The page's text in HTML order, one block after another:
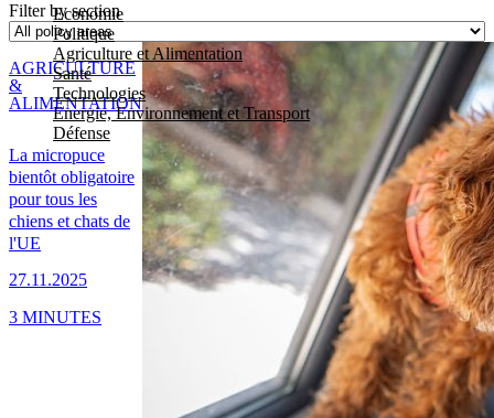
Economie
Politique
Agriculture et Alimentation
Santé
Technologies
Energie, Environnement et Transport
Défense
Filter by section
La micropuce
bientôt obligatoire
pour tous les
chiens et chats de
l'UE
27.11.2025
AGRICULTURE
&
ALIMENTATION
3 MINUTES